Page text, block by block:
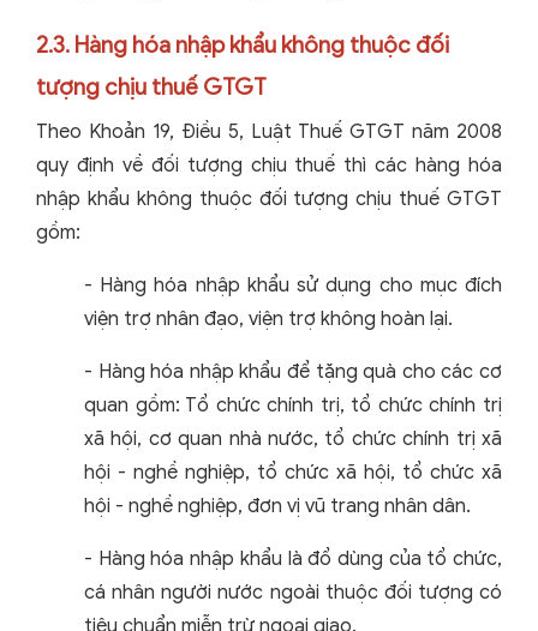
2.3. Hàng hóa nhập khẩu không thuộc đối
tượng chịu thuế GTGT
Theo Khoản 19, Điều 5, Luật Thuế GTGT năm 2008
quy định về đối tượng chịu thuế thì các hàng hóa
nhập khẩu không thuộc đối tượng chịu thuế GTGT
gồm:
- Hàng hóa nhập khẩu sử dụng cho mục đích
viện trợ nhân đạo, viện trợ không hoàn lại.
- Hàng hóa nhập khẩu để tặng quà cho các cơ
quan gồm: Tổ chức chính trị, tổ chức chính trị
xã hội, cơ quan nhà nước, tổ chức chính trị xã
hội - nghề nghiệp, tổ chức xã hội, tổ chức xã
hội - nghề nghiệp, đơn vị vũ trang nhân dân.
- Hàng hóa nhập khẩu là đổ dùng của tổ chức,
cá nhân người nước ngoài thuộc đối tượng có
tiêu chuẩn miễn trừ ngoại giao.